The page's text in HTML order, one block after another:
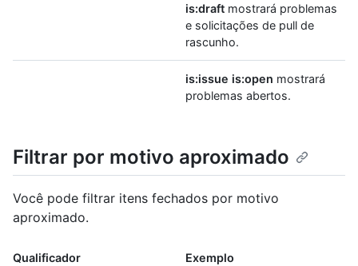
is:draft mostrará problemas
e solicitações de pull de
rascunho.
is:issue is:open mostrará
problemas abertos.
Filtrar por motivo aproximado
Você pode filtrar itens fechados por motivo
aproximado.
Qualificador Exemplo